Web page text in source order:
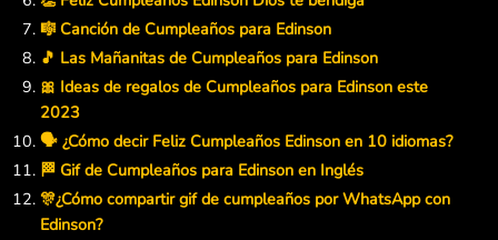
🎼 Canción de Cumpleaños para Edinson
🎵 Las Mañanitas de Cumpleaños para Edinson
🎀 Ideas de regalos de Cumpleaños para Edinson este
2023
🗣️ ¿Cómo decir Feliz Cumpleaños Edinson en 10 idiomas?
🏁 Gif de Cumpleaños para Edinson en Inglés
🎊¿Cómo compartir gif de cumpleaños por WhatsApp con
Edinson?